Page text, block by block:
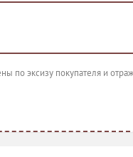
по эксизу покупателя и